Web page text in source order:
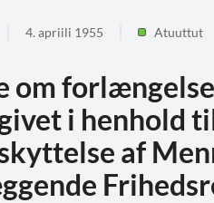
4. apriili 1955 Atuuttut
om
i henhold
af